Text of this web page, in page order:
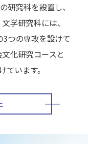
研究科を設置し、
学研究科には、
つの専攻を設けて
化研究コースと
います。